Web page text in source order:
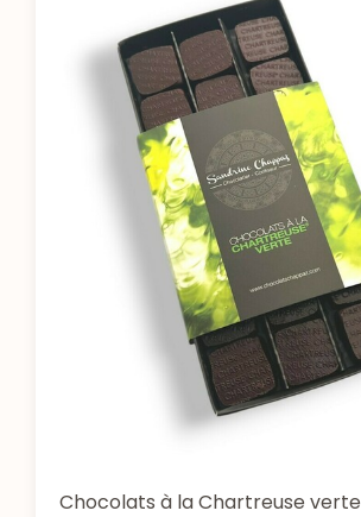
Chocolats à la Chartreuse verte